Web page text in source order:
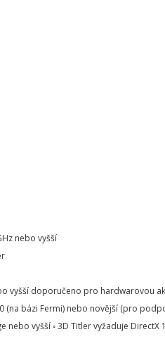
nebo vyšší
vyšší doporučeno pro hardwarovou
(na bázi Fermi) nebo novější (pro
nebo vyšší ◦ 3D Titler vyžaduje DirectX